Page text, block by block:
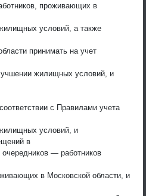
проживающих в
условий, а также
принимать на учет
жилищных условий, и
с Правилами учета
условий, и
в
очередников — работников
в Московской области, и